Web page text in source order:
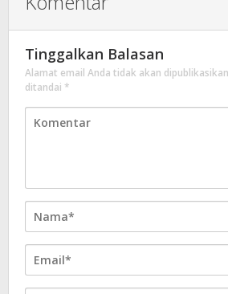
Tinggalkan Balasan
Alamat email Anda tidak akan
ditandai *